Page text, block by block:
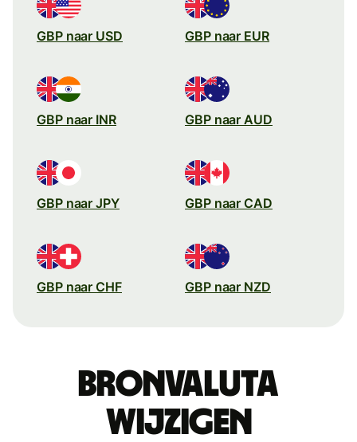
GBP naar USD GBP naar EUR
GBP naar INR GBP naar AUD
GBP naar JPY GBP naar CAD
GBP naar CHF GBP naar NZD
Bronvaluta
wijzigen